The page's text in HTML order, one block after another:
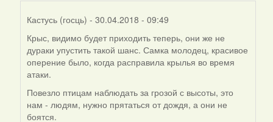
Кастусь (госць) - 30.04.2018 - 09:49
In
reply
to
by
Harrier
Крыс, видимо будет приходить теперь, они же не
дураки упустить такой шанс. Самка молодец, красивое
оперение было, когда расправила крылья во время
атаки.
Повезло птицам наблюдать за грозой с высоты, это
нам - людям, нужно прятаться от дождя, а они не
боятся.